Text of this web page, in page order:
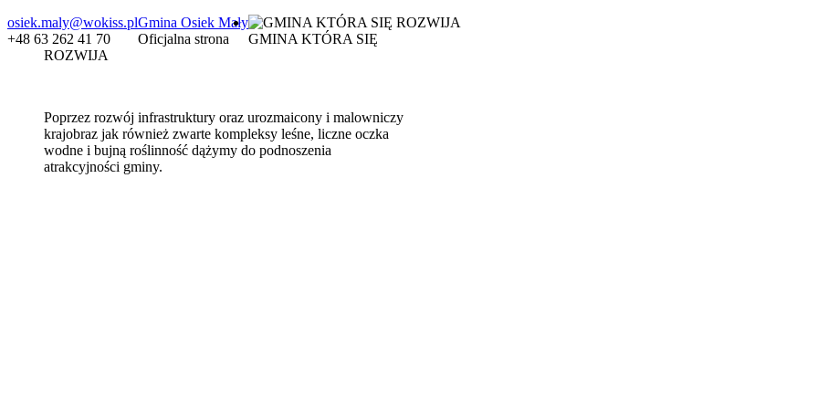
osiek.maly@wokiss.pl
+48 63 262 41 70
Gmina Osiek Mały
Oficjalna strona
GMINA KTÓRA SIĘ
ROZWIJA
Poprzez rozwój infrastruktury oraz urozmaicony i malowniczy
krajobraz jak również zwarte kompleksy leśne, liczne oczka
wodne i bujną roślinność dążymy do podnoszenia
atrakcyjności gminy.